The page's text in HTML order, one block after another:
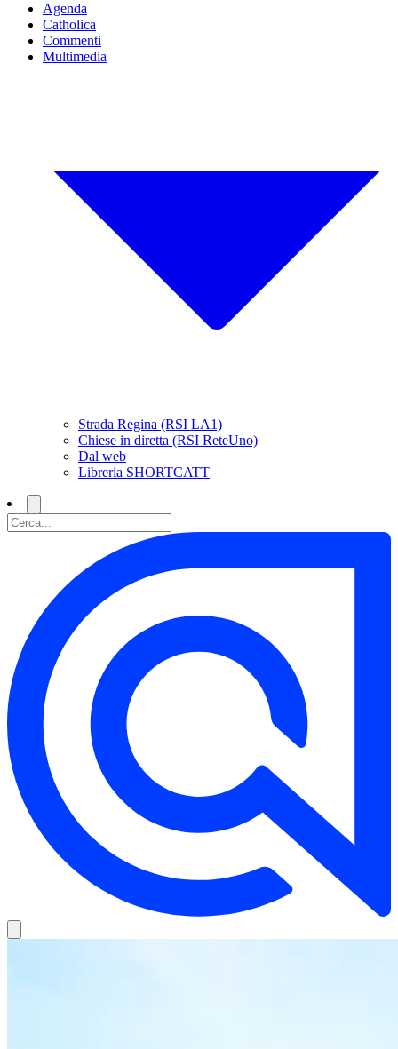
Agenda
Catholica
Commenti
Multimedia
Strada Regina (RSI LA1)
Chiese in diretta (RSI ReteUno)
Dal web
Libreria SHORTCATT